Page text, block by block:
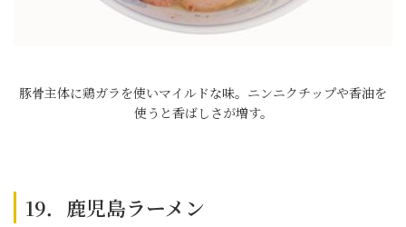
豚骨主体に鶏ガラを使いマイルドな味。ニンニクチップや香油を
使うと香ばしさが増す。
19．鹿児島ラーメン